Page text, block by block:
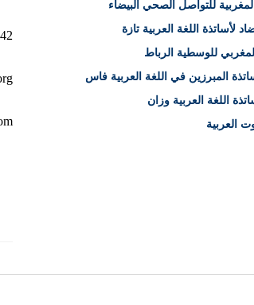
للتواصل الصحي البيضاء
لأساتذة اللغة العربية تازة
للوسطية الرباط
المبرزين في اللغة العربية فاس
اللغة العربية وزان
العربية